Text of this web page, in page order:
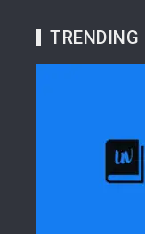
TRENDING